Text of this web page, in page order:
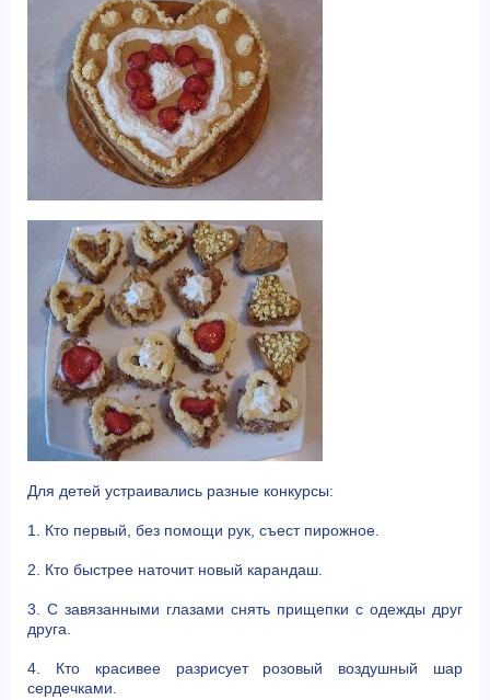
Для детей устраивались разные конкурсы:
1. Кто первый, без помощи рук, съест пирожное.
2. Кто быстрее наточит новый карандаш.
3. С завязанными глазами снять прищепки с одежды друг
друга.
4. Кто красивее разрисует розовый воздушный шар
сердечками.